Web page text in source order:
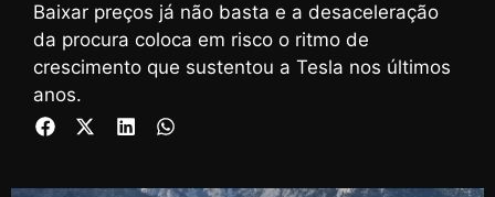
Baixar preços já não basta e a desaceleração
da procura coloca em risco o ritmo de
crescimento que sustentou a Tesla nos últimos
anos.